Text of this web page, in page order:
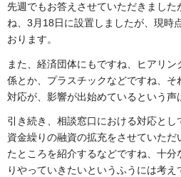
先週でもお答えさせていただきました
ね、3月18日に設置しましたが、現時
おります。
また、経済団体にもですね、ヒアリ
係とか、プラスチックなどですね、
対応が、影響が出始めているという声
引き続き、相談窓口における対応と
資金繰りの融資の拡充をさせていた
たところを紹介するなどですね、十
りやっていきたいというふうには考え